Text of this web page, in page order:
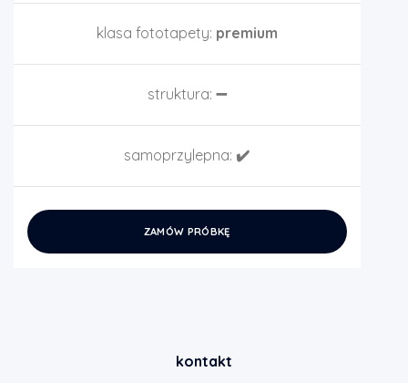
klasa fototapety: premium
struktura: ➖
samoprzylepna: ✔️
ZAMÓW PRÓBKĘ
kontakt